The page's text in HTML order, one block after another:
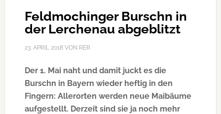
Feldmochinger Burschn in
der Lerchenau abgeblitzt
23. APRIL 2018VON RER
Der 1. Mai naht und damit juckt es die
Burschn in Bayern wieder heftig in den
Fingern: Allerorten werden neue Maibäume
aufgestellt. Derzeit sind sie ja noch mehr